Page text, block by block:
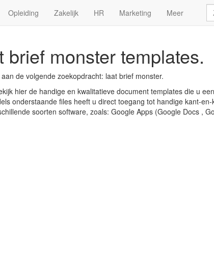
Opleiding Zakelijk HR Marketing Meer
brief monster templates.
de volgende zoekopdracht: laat brief monster.
hier de handige en kwalitatieve document templates die u
onderstaande files heeft u direct toegang tot handige kant-
soorten software, zoals: Google Apps (Google Docs ,